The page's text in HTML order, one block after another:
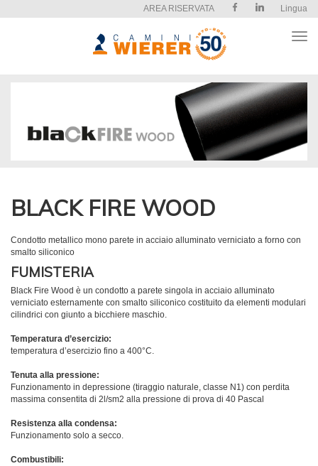
AREA RISERVATA Lingua
Apri
BLACK FIRE WOOD
Condotto metallico mono parete in acciaio alluminato verniciato a forno con
smalto siliconico
FUMISTERIA
Black Fire Wood è un condotto a parete singola in acciaio alluminato
verniciato esternamente con smalto siliconico costituito da elementi modulari
cilindrici con giunto a bicchiere maschio.
Temperatura d’esercizio:
temperatura d’esercizio fino a 400°C.
Tenuta alla pressione:
Funzionamento in depressione (tiraggio naturale, classe N1) con perdita
massima consentita di 2l/sm2 alla pressione di prova di 40 Pascal
Resistenza alla condensa:
Funzionamento solo a secco.
Combustibili: